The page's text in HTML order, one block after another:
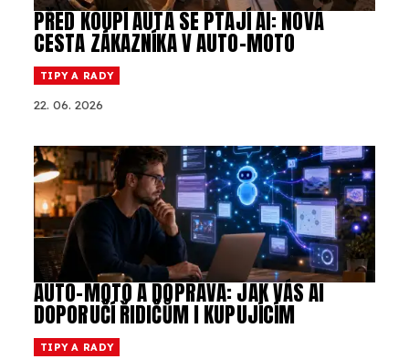
PŘED KOUPÍ AUTA SE PTAJÍ AI: NOVÁ
CESTA ZÁKAZNÍKA V AUTO-MOTO
TIPY A RADY
22. 06. 2026
AUTO-MOTO A DOPRAVA: JAK VÁS AI
DOPORUČÍ ŘIDIČŮM I KUPUJÍCÍM
TIPY A RADY